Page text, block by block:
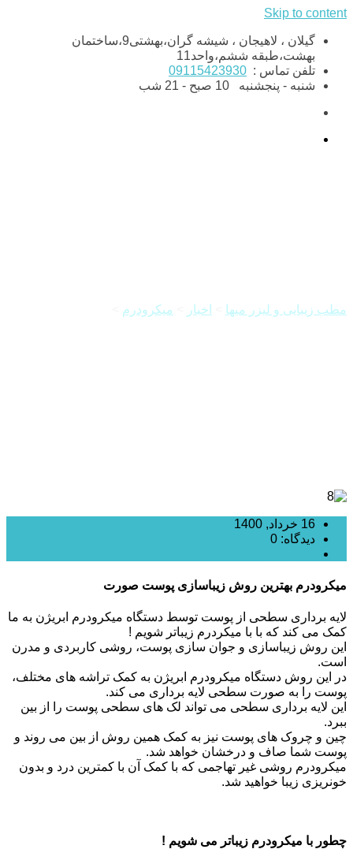
Skip to content
گیلان ، لاهیجان ، شیشه گران،بهشتی9،ساختمان
بهشت،طبقه ششم،واحد11
تلفن تماس : 09115423930
شنبه - پنجشنبه
مطب زیبایی و لیزر میها اخبار میکرودرم
16 خرداد, 1400
دیدگاه: 0
میکرودرم بهترین روش زیباسازی پوست صورت
لایه برداری سطحی از پوست توسط دستگاه میکرودرم ابریژن به ما
کمک می کند که با با میکردرم زیباتر شویم !
این روش زیباسازی و جوان سازی پوست، روشی کاربردی و مدرن
است.
در این روش دستگاه میکرودرم ابریژن به کمک تراشه های مختلف،
پوست را به صورت سطحی لایه برداری می کند.
این لایه برداری سطحی می تواند لک های سطحی پوست را از بین
ببرد.
چین و چروک های پوست نیز به کمک همین روش از بین می روند و
پوست شما صاف و درخشان خواهد شد.
میکرودرم روشی غیر تهاجمی که با کمک آن با کمترین درد و بدون
خونریزی زیبا خواهید شد.
چطور با میکرودرم زیباتر می شویم !